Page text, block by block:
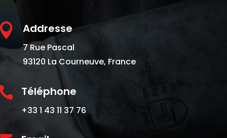
Addresse
7 Rue Pascal
93120 La Courneuve, France
Téléphone
+33 1 43 11 37 76